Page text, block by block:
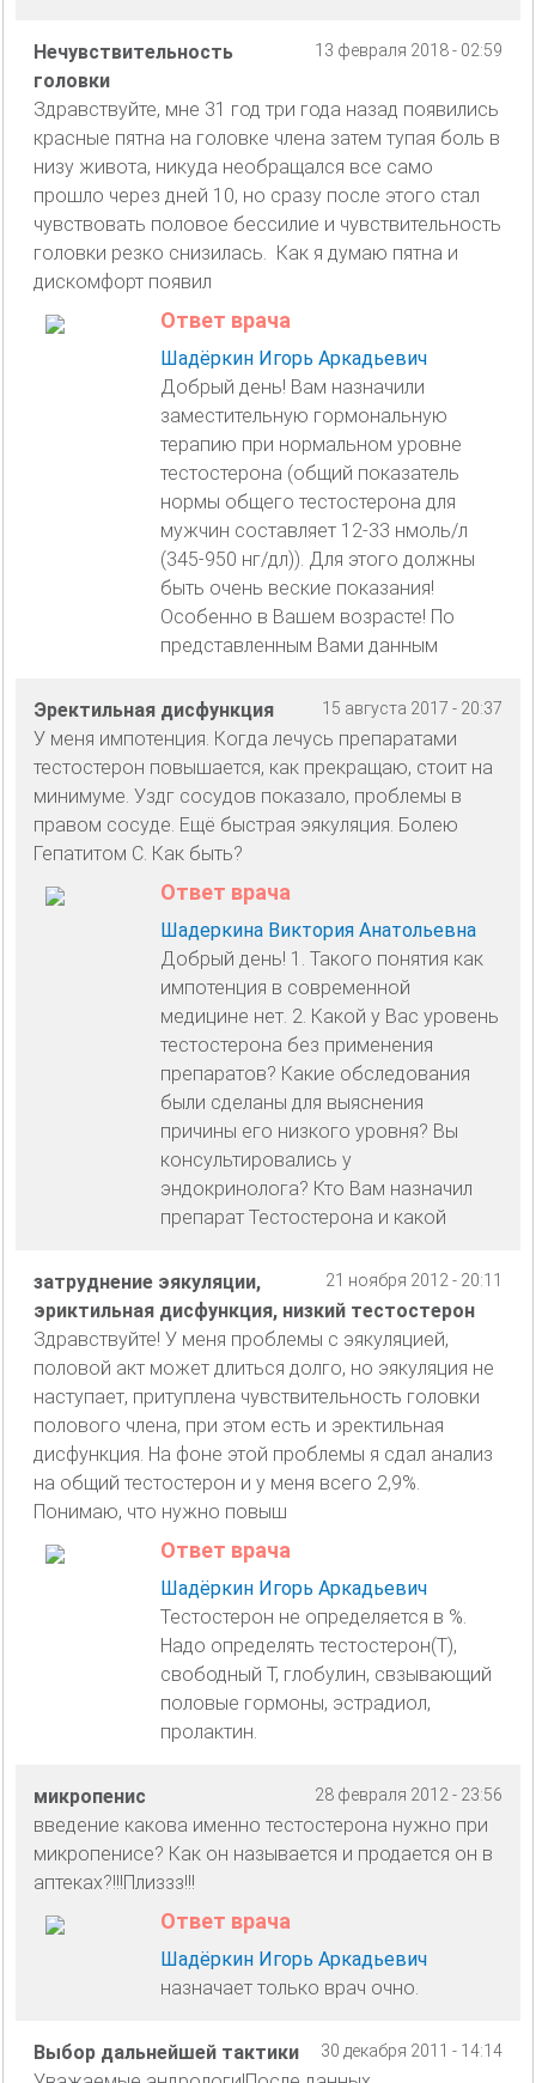
13 февраля 2018 - 02:59
Нечувствительность
головки
Здравствуйте, мне 31 год три года назад появились
красные пятна на головке члена затем тупая боль в
низу живота, никуда необращался все само
прошло через дней 10, но сразу после этого стал
чувствовать половое бессилие и чувствительность
головки резко снизилась. Как я думаю пятна и
дискомфорт появил
Ответ врача
Шадёркин Игорь Аркадьевич
Добрый день! Вам назначили
заместительную гормональную
терапию при нормальном уровне
тестостерона (общий показатель
нормы общего тестостерона для
мужчин составляет 12-33 нмоль/л
(345-950 нг/дл)). Для этого должны
быть очень веские показания!
Особенно в Вашем возрасте! По
представленным Вами данным
15 августа 2017 - 20:37
Эректильная дисфункция
У меня импотенция. Когда лечусь препаратами
тестостерон повышается, как прекращаю, стоит на
минимуме. Уздг сосудов показало, проблемы в
правом сосуде. Ещё быстрая эякуляция. Болею
Гепатитом С. Как быть?
Ответ врача
Шадеркина Виктория Анатольевна
Добрый день! 1. Такого понятия как
импотенция в современной
медицине нет. 2. Какой у Вас уровень
тестостерона без применения
препаратов? Какие обследования
были сделаны для выяснения
причины его низкого уровня? Вы
консультировались у
эндокринолога? Кто Вам назначил
препарат Тестостерона и какой
21 ноября 2012 - 20:11
затруднение эякуляции,
эриктильная дисфункция, низкий тестостерон
Здравствуйте! У меня проблемы с эякуляцией,
половой акт может длиться долго, но эякуляция не
наступает, притуплена чувствительность головки
полового члена, при этом есть и эректильная
дисфункция. На фоне этой проблемы я сдал анализ
на общий тестостерон и у меня всего 2,9%.
Понимаю, что нужно повыш
Ответ врача
Шадёркин Игорь Аркадьевич
Тестостерон не определяется в %.
Надо определять тестостерон(Т),
свободный Т, глобулин, свзывающий
половые гормоны, эстрадиол,
пролактин.
28 февраля 2012 - 23:56
микропенис
введение какова именно тестостерона нужно при
микропенисе? Как он называется и продается он в
аптеках?!!!Плиззз!!!
Ответ врача
Шадёркин Игорь Аркадьевич
назначает только врач очно.
30 декабря 2011 - 14:14
Выбор дальнейшей тактики